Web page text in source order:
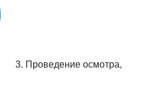
3. Проведение осмотра,